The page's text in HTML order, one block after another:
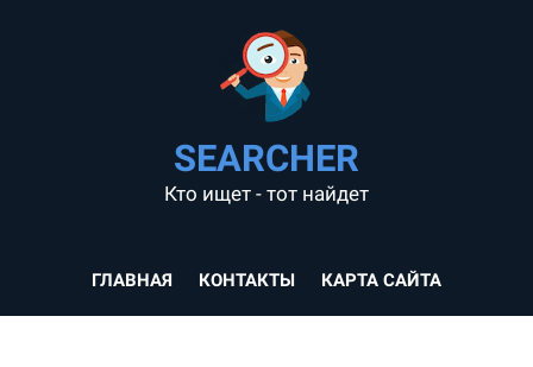
SEARCHER
Кто ищет - тот найдет
ГЛАВНАЯ КОНТАКТЫ КАРТА САЙТА